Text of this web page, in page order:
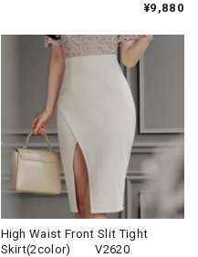
¥9,880
High Waist Front Slit Tight
Skirt(2color) V2620